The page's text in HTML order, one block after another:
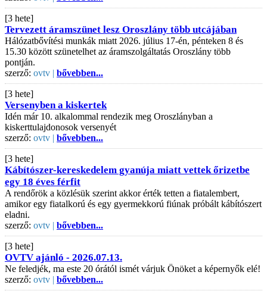
[3 hete]
Tervezett áramszünet lesz Oroszlány több utcájában
Hálózatbővítési munkák miatt 2026. július 17-én, pénteken 8 és
15.30 között szünetelhet az áramszolgáltatás Oroszlány több
pontján.
szerző: ovtv | bővebben...
[3 hete]
Versenyben a kiskertek
Idén már 10. alkalommal rendezik meg Oroszlányban a
kiskerttulajdonosok versenyét
szerző: ovtv | bővebben...
[3 hete]
Kábítószer-kereskedelem gyanúja miatt vettek őrizetbe
egy 18 éves férfit
A rendőrök a közlésük szerint akkor érték tetten a fiatalembert,
amikor egy fiatalkorú és egy gyermekkorú fiúnak próbált kábítószert
eladni.
szerző: ovtv | bővebben...
[3 hete]
OVTV ajánló - 2026.07.13.
Ne feledjék, ma este 20 órától ismét várjuk Önöket a képernyők elé!
szerző: ovtv | bővebben...